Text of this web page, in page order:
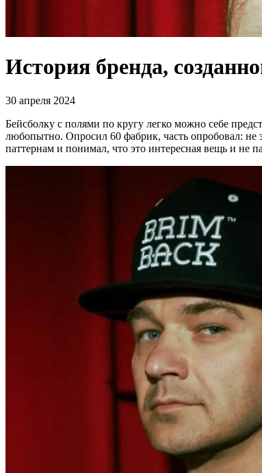
История бренда,
30 апреля 2024
Бейсболку с полями по кругу легко можно себе
любопытно. Опросил 60 фабрик, часть опробовал:
паттернам и понимал, что это интересная вещь и не